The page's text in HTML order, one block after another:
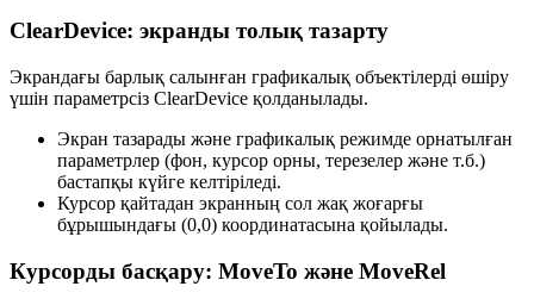
ClearDevice: экранды толық тазарту
Экрандағы барлық салынған графикалық объектілерді өшіру
үшін параметрсіз ClearDevice қолданылады.
Экран тазарады және графикалық режимде орнатылған
параметрлер (фон, курсор орны, терезелер және т.б.)
бастапқы күйге келтіріледі.
Курсор қайтадан экранның сол жақ жоғарғы
бұрышындағы (0,0) координатасына қойылады.
Курсорды басқару: MoveTo және MoveRel